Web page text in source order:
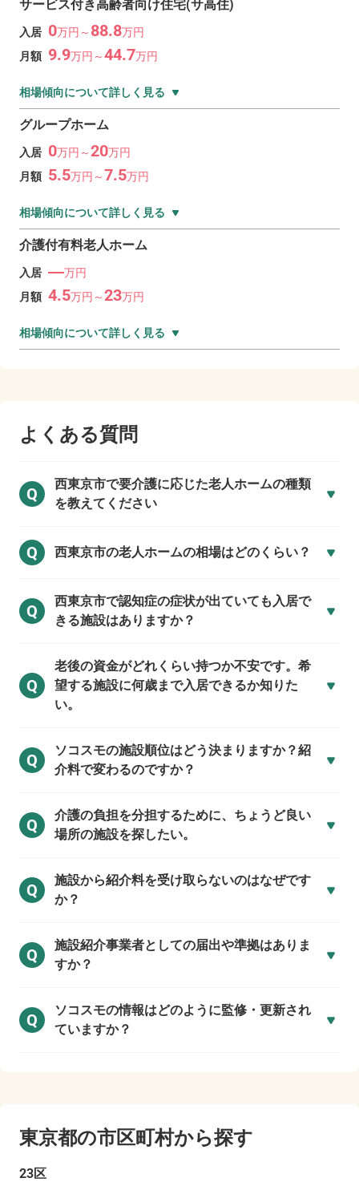
サービス付き高齢者向け住宅(サ高住)
入居 0万円～ 88.8万円
月額 9.9万円～44.7万円
相場傾向について詳しく見る
グループホーム
入居 0万円～20万円
月額 5.5万円～7.5万円
相場傾向について詳しく見る
介護付有料老人ホーム
入居 ―万円
月額 4.5万円～23万円
相場傾向について詳しく見る
よくある質問
Q
西東京市で要介護に応じた老人ホームの種類
を教えてください
Q 西東京市の老人ホームの相場はどのくらい？
Q
西東京市で認知症の症状が出ていても入居で
きる施設はありますか？
Q
老後の資金がどれくらい持つか不安です。希
望する施設に何歳まで入居できるか知りた
い。
Q
ソコスモの施設順位はどう決まりますか？紹
介料で変わるのですか？
Q
介護の負担を分担するために、ちょうど良い
場所の施設を探したい。
Q
施設から紹介料を受け取らないのはなぜです
か？
Q
施設紹介事業者としての届出や準拠はありま
すか？
Q
ソコスモの情報はどのように監修・更新され
ていますか？
東京都の市区町村から探す
23区